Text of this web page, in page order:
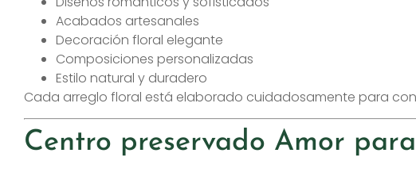
Acabados artesanales
Decoración floral elegante
Composiciones personalizadas
Estilo natural y duradero
Cada arreglo floral está elaborado cuidadosamente para
Centro preservado Amor